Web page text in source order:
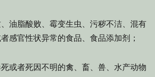
油脂酸败、霉变生虫、污秽不洁、混有
感官性状异常的食品、食品添加剂；
或者死因不明的禽、畜、兽、水产动物